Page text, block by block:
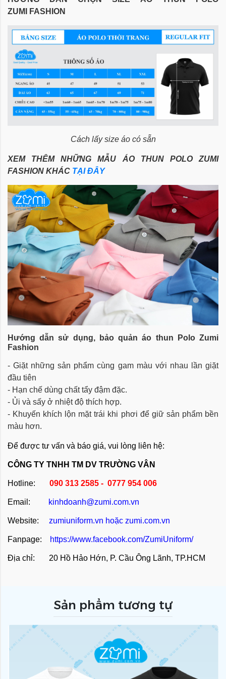
ZUMI FASHION
Cách lấy size áo có sẵn
XEM THÊM NHỮNG MẪU ÁO THUN POLO ZUMI
FASHION KHÁC TẠI ĐÂY
Hướng dẫn sử dụng, bảo quảnáo thun Polo Zumi
Fashion
- Giặt những sản phẩm cùng gam màu với nhau lần giặt
đầu tiên
- Hạn chế dùng chất tẩy đậm đặc.
- Ủi và sấy ở nhiệt độ thích hợp.
- Khuyến khích lộn mặt trái khi phơi để giữ sản phẩm bền
màu hơn.
Để được tư vấn và báo giá, vui lòng liên hệ:
CÔNG TY TNHH TM DV TRƯỜNG VÂN
Hotline: 090 313 2585 - 0777 954 006
Email: kinhdoanh@zumi.com.vn
Website: zumiuniform.vn hoặc zumi.com.vn
Fanpage: https://www.facebook.com/ZumiUniform/
Địa chỉ: 20 Hồ Hảo Hớn, P. Cầu Ông Lãnh, TP.HCM
Sản phẩm tương tự